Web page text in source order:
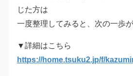
じた方は
一度整理してみると、次の一歩
▼詳細はこちら
https://home.tsuku2.jp/f/